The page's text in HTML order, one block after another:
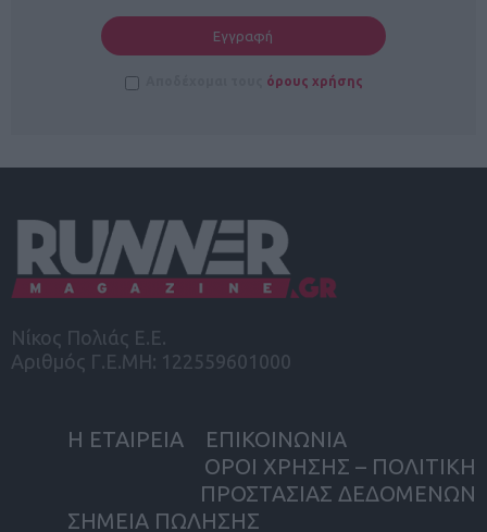
όρους χρήσης
Νίκος Πολιάς Ε.Ε.
Αριθμός Γ.Ε.ΜΗ: 122559601000
Η ΕΤΑΙΡΕΙΑ
ΕΠΙΚΟΙΝΩΝΙΑ
ΟΡΟΙ ΧΡΗΣΗΣ – ΠΟΛΙΤΙΚΗ
ΠΡΟΣΤΑΣΙΑΣ ΔΕΔΟΜΕΝΩΝ
ΣΗΜΕΙΑ ΠΩΛΗΣΗΣ